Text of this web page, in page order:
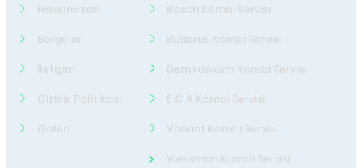
Hakkımızda
Bölgeler
İletişim
Gizlilik Politikası
Galeri
Bosch Kombi Servisi
Buderus Kombi Servisi
Demirdöküm Kombi Servisi
E.C.A Kombi Servisi
Valiant Kombi Servisi
Viessman Kombi Servisi